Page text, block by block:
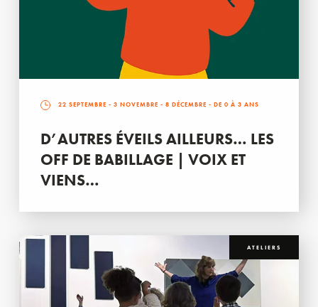
22 SEPTEMBRE - 3 NOVEMBRE - 8 DÉCEMBRE - DE 0 À 3 ANS
D’AUTRES ÉVEILS AILLEURS… LES
OFF DE BABILLAGE | VOIX ET
VIENS…
ATELIERS